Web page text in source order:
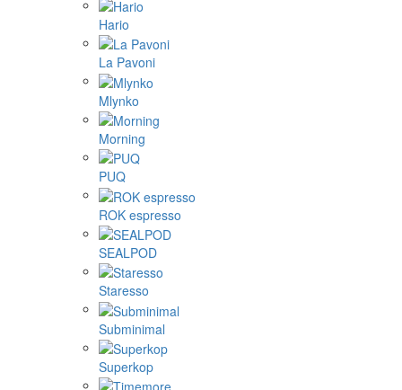
Hario
La Pavoni
Mlynko
Morning
PUQ
ROK espresso
SEALPOD
Staresso
Subminimal
Superkop